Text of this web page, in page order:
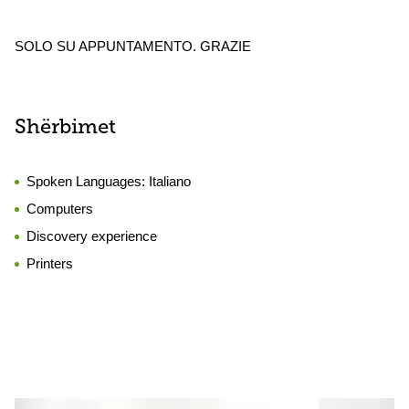
SOLO SU APPUNTAMENTO. GRAZIE
Shërbimet
Spoken Languages: Italiano
Computers
Discovery experience
Printers